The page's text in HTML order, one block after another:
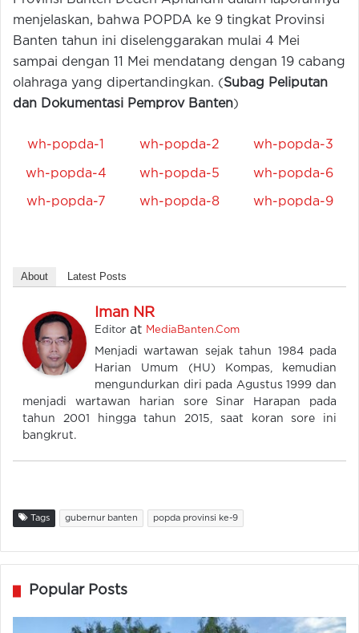
menjelaskan, bahwa POPDA ke 9 tingkat Provinsi
Banten tahun ini diselenggarakan mulai 4 Mei
sampai dengan 11 Mei mendatang dengan 19 cabang
olahraga yang dipertandingkan. (Subag Peliputan
dan Dokumentasi Pemprov Banten)
wh-popda-1 wh-popda-2 wh-popda-3
wh-popda-4 wh-popda-5 wh-popda-6
wh-popda-7 wh-popda-8 wh-popda-9
About Latest Posts
Iman NR
Editor at MediaBanten.Com
Menjadi wartawan sejak tahun 1984 pada
Harian Umum (HU) Kompas, kemudian
mengundurkan diri pada Agustus 1999 dan
menjadi wartawan harian sore Sinar Harapan pada
tahun 2001 hingga tahun 2015, saat koran sore ini
bangkrut.
Tags gubernur banten popda provinsi ke-9
Popular Posts